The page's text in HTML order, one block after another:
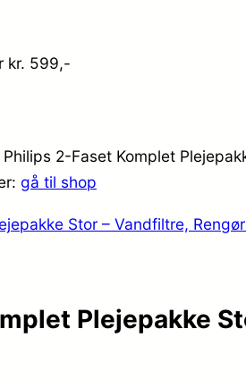
kr. 599,-
2-Faset Komplet
gå til shop
Stor – Vandfiltre,
Plejepakke